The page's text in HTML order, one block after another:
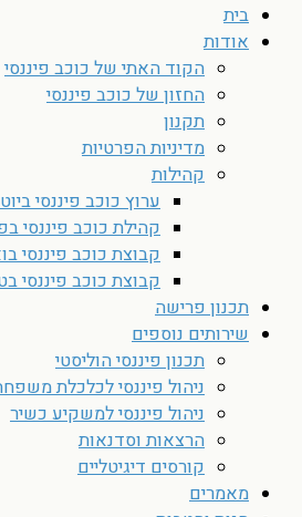
בית
אודות
הקוד האתי של כוכב פיננסי
החזון של כוכב פיננסי
תקנון
מדיניות הפרטיות
קהילות
ערוץ כוכב פיננסי
קהילת כוכב פיננסי
קבוצת כוכב פיננסי
קבוצת כוכב פיננסי
תכנון פרישה
שירותים נוספים
תכנון פיננסי הוליסטי
ניהול פיננסי לכלכלת
ניהול פיננסי למשקיע כשיר
הרצאות וסדנאות
קורסים דיגיטליים
מאמרים